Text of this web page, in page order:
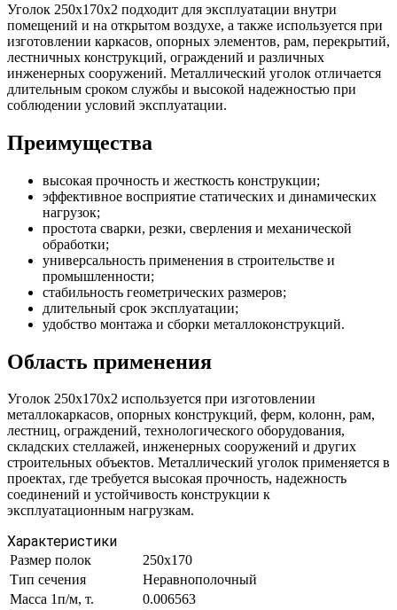
Уголок 250х170х2 подходит для эксплуатации внутри
помещений и на открытом воздухе, а также используется при
изготовлении каркасов, опорных элементов, рам, перекрытий,
лестничных конструкций, ограждений и различных
инженерных сооружений. Металлический уголок отличается
длительным сроком службы и высокой надежностью при
соблюдении условий эксплуатации.
Преимущества
высокая прочность и жесткость конструкции;
эффективное восприятие статических и динамических
нагрузок;
простота сварки, резки, сверления и механической
обработки;
универсальность применения в строительстве и
промышленности;
стабильность геометрических размеров;
длительный срок эксплуатации;
удобство монтажа и сборки металлоконструкций.
Область применения
Уголок 250х170х2 используется при изготовлении
металлокаркасов, опорных конструкций, ферм, колонн, рам,
лестниц, ограждений, технологического оборудования,
складских стеллажей, инженерных сооружений и других
строительных объектов. Металлический уголок применяется в
проектах, где требуется высокая прочность, надежность
соединений и устойчивость конструкции к
эксплуатационным нагрузкам.
Характеристики
Размер полок
250х170
Тип сечения
Неравнополочный
Масса 1п/м, т.
0.006563